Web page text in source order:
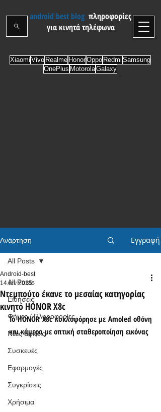
android best blog πληροφορίες
για κινητά τηλέφωνα
Xiaomi Vivo Realme HonorOppo Redmi Samsung
OnePlus MotorolaGalaxy
Ανάρτηση Εγγραφή
All Posts
Ειδήσεις
Φήμες / Πληροφορίες
Νέες αφίξεις
Συσκευές
Εφαρμογές
Συγκρίσεις
Χρήσιμα
All Posts
Ντεμπούτο έκανε το μεσαίας κατηγορίας
κινητό HONOR X8c
Android-best
14 Ιαν 2025
Το HONOR X8c κυκλοφόρησε με Amoled οθόνη
και κάμερα με οπτική σταθεροποίηση εικόνας